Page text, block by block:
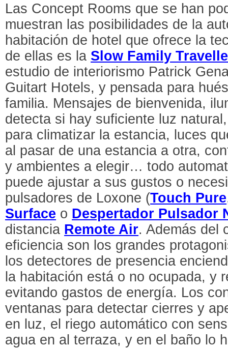
Las Concept Rooms que se han
muestran las posibilidades de la
habitación de hotel que ofrece la
de ellas es la Slow Family
estudio de interiorismo Patrick
Guitart Hotels, y pensada para
familia. Mensajes de bienvenida,
detecta si hay suficiente luz
para climatizar la estancia, luces
al pasar de una estancia a otra,
y ambientes a elegir… todo
puede ajustar a sus gustos o
pulsadores de Loxone (Touch Pure
Surface o Despertador Pulsador
distancia Remote Air. Además del
eficiencia son los grandes
los detectores de presencia
la habitación está o no ocupada, y
evitando gastos de energía. Los
ventanas para detectar cierres y
en luz, el riego automático con
agua en al terraza, y en el baño lo